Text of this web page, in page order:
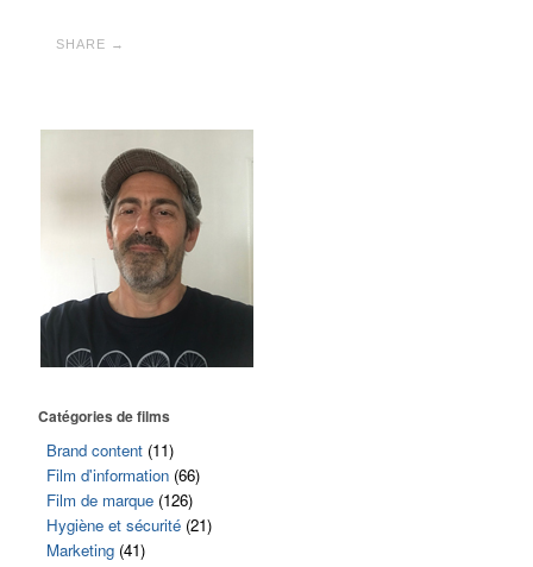
SHARE →
Catégories de films
Brand content (11)
Film d'information (66)
Film de marque (126)
Hygiène et sécurité (21)
Marketing (41)